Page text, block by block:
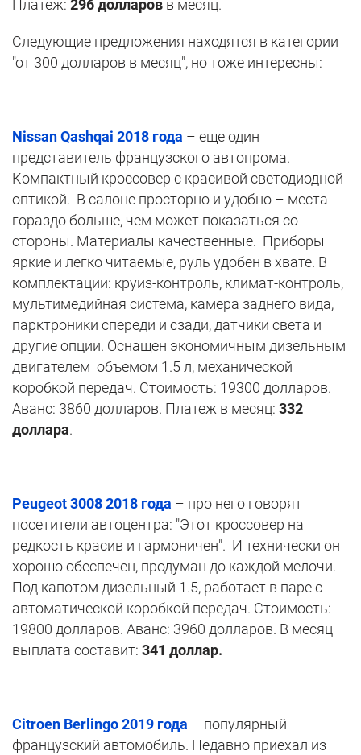
Платеж: 296 долларов в месяц.
Следующие предложения находятся в категории
"от 300 долларов в месяц", но тоже интересны:
Nissan Qashqai 2018 года – еще один
представитель французского автопрома.
Компактный кроссовер с красивой светодиодной
оптикой. В салоне просторно и удобно – места
гораздо больше, чем может показаться со
стороны. Материалы качественные. Приборы
яркие и легко читаемые, руль удобен в хвате. В
комплектации: круиз-контроль, климат-контроль,
мультимедийная система, камера заднего вида,
парктроники спереди и сзади, датчики света и
другие опции. Оснащен экономичным дизельным
двигателем объемом 1.5 л, механической
коробкой передач. Стоимость: 19300 долларов.
Аванс: 3860 долларов. Платеж в месяц: 332
доллара.
Peugeot 3008 2018 года – про него говорят
посетители автоцентра: "Этот кроссовер на
редкость красив и гармоничен". И технически он
хорошо обеспечен, продуман до каждой мелочи.
Под капотом дизельный 1.5, работает в паре с
автоматической коробкой передач. Стоимость:
19800 долларов. Аванс: 3960 долларов. В месяц
выплата составит: 341 доллар.
Citroen Berlingo 2019 года – популярный
французский автомобиль. Недавно приехал из